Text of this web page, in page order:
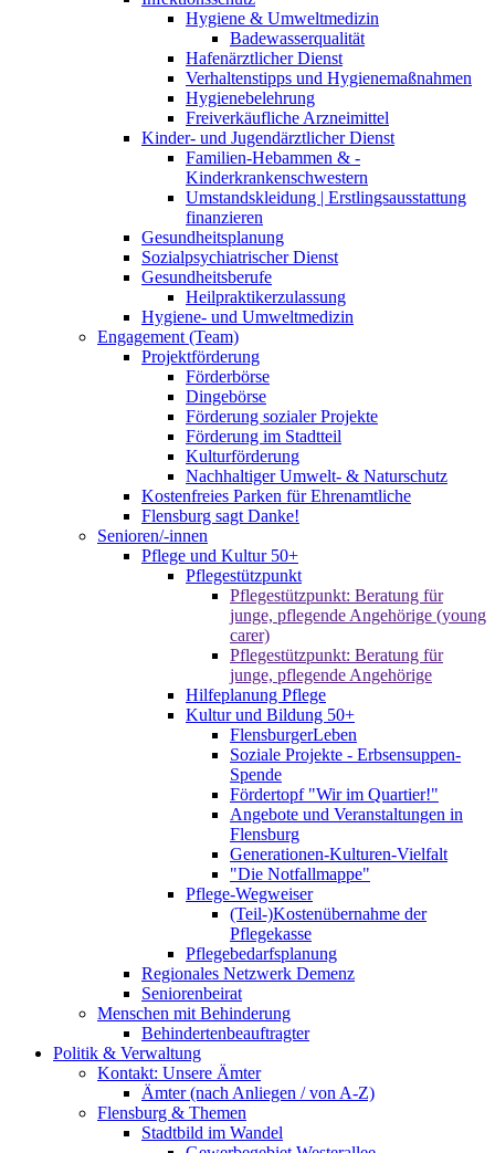
Hygiene & Umweltmedizin
Badewasserqualität
Hafenärztlicher Dienst
Verhaltenstipps und Hygienemaßnahmen
Hygienebelehrung
Freiverkäufliche Arzneimittel
Kinder- und Jugendärztlicher Dienst
Familien-Hebammen & -
Kinderkrankenschwestern
Umstandskleidung | Erstlingsausstattung
finanzieren
Gesundheitsplanung
Sozialpsychiatrischer Dienst
Gesundheitsberufe
Heilpraktikerzulassung
Hygiene- und Umweltmedizin
Engagement (Team)
Projektförderung
Förderbörse
Dingebörse
Förderung sozialer Projekte
Förderung im Stadtteil
Kulturförderung
Nachhaltiger Umwelt- & Naturschutz
Kostenfreies Parken für Ehrenamtliche
Flensburg sagt Danke!
Senioren/-innen
Pflege und Kultur 50+
Pflegestützpunkt
Pflegestützpunkt: Beratung für
junge, pflegende Angehörige (young
carer)
Pflegestützpunkt: Beratung für
junge, pflegende Angehörige
Hilfeplanung Pflege
Kultur und Bildung 50+
FlensburgerLeben
Soziale Projekte - Erbsensuppen-
Spende
Fördertopf "Wir im Quartier!"
Angebote und Veranstaltungen in
Flensburg
Generationen-Kulturen-Vielfalt
"Die Notfallmappe"
Pflege-Wegweiser
(Teil-)Kostenübernahme der
Pflegekasse
Pflegebedarfsplanung
Regionales Netzwerk Demenz
Seniorenbeirat
Menschen mit Behinderung
Behindertenbeauftragter
Politik & Verwaltung
Kontakt: Unsere Ämter
Ämter (nach Anliegen / von A-Z)
Flensburg & Themen
Stadtbild im Wandel